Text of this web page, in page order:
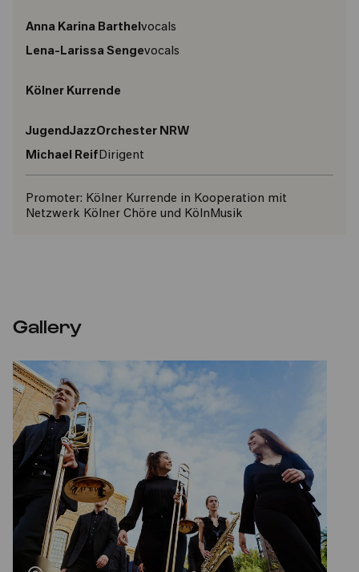
Anna Karina Barthelvocals
Lena-Larissa Sengevocals
Kölner Kurrende
JugendJazzOrchester NRW
Michael ReifDirigent
Promoter: Kölner Kurrende in Kooperation mit
Netzwerk Kölner Chöre und KölnMusik
Gallery